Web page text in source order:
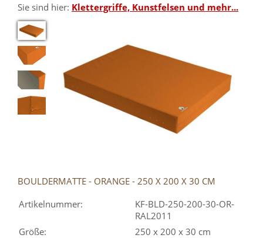
Sie sind hier: Klettergriffe, Kunstfelsen und mehr...
BOULDERMATTE - ORANGE - 250 X 200 X 30 CM
Artikelnummer:
KF-BLD-250-200-30-OR-
RAL2011
Größe:
250 x 200 x 30 cm